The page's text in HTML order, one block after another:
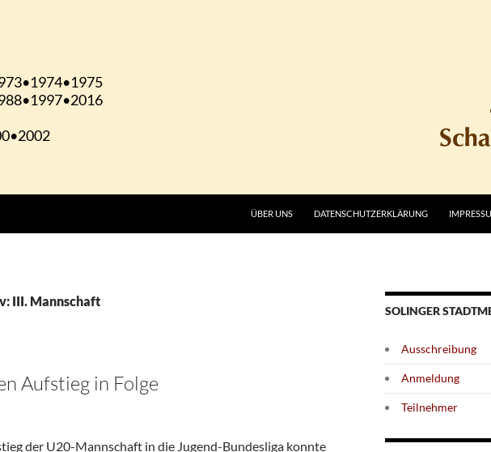
ÜBER UNS DATENSCHUTZERKLÄRUNG
III. Mannschaft
Aufstieg in Folge
der U20-Mannschaft in die Jugend-Bundesliga konnte
SOLINGER
Ausschreibung
Anmeldung
Teilnehmer